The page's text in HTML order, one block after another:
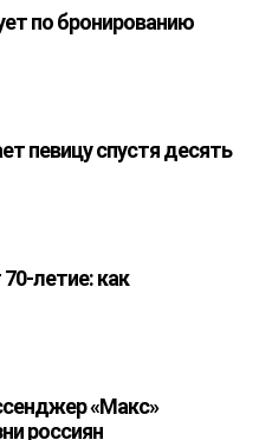
по бронированию
певицу спустя десять
летие: как
«Макс»
россиян